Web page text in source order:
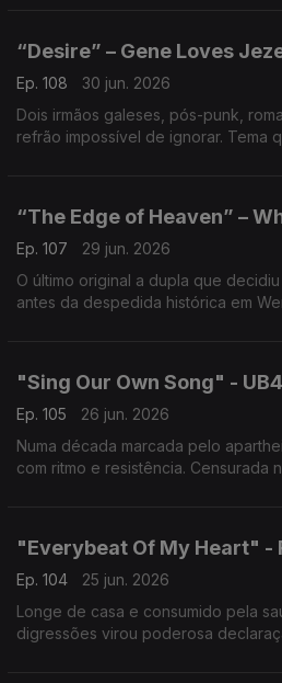
“Desire” – Gene Loves
Ep. 108
30 jun. 2026
Dois irmãos galeses, pós-punk,
refrão impossível de ignorar. Tema
“The Edge of Heaven” –
Ep. 107
29 jun. 2026
O último original a dupla que
antes da despedida histórica em
"Sing Our Own Song" -
Ep. 105
26 jun. 2026
Numa década marcada pelo
com ritmo e resistência. Censurada
"Everybeat Of My Heart" -
Ep. 104
25 jun. 2026
Longe de casa e consumido pela
digressões virou poderosa